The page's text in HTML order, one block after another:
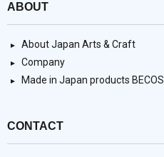
ABOUT
About Japan Arts & Craft
Company
Made in Japan products BECOS
CONTACT